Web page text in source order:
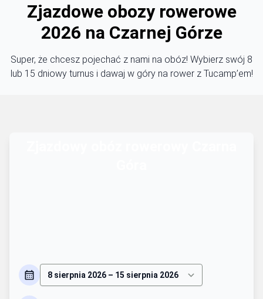
Zjazdowe obozy rowerowe
2026 na Czarnej Górze
Super, że chcesz pojechać z nami na obóz! Wybierz swój 8
lub 15 dniowy turnus i dawaj w góry na rower z Tucamp’em!